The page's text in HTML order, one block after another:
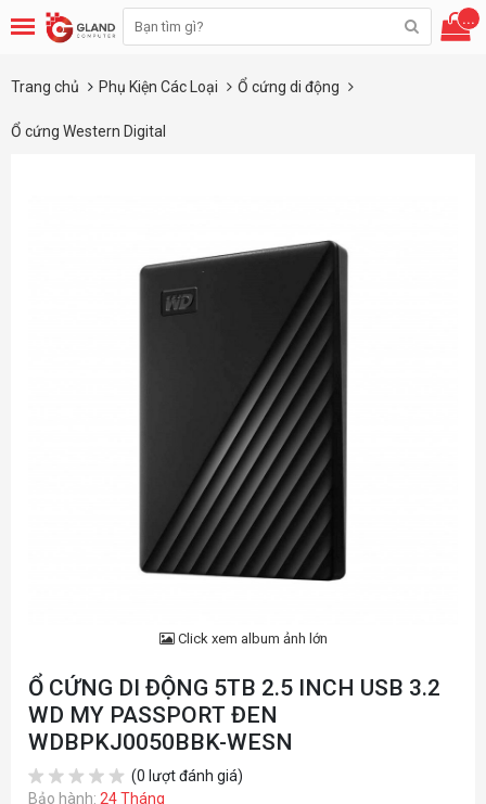
...
Trang chủ Phụ Kiện Các Loại Ổ cứng di động
Ổ cứng Western Digital
Click xem album ảnh lớn
Ổ CỨNG DI ĐỘNG 5TB 2.5 INCH USB 3.2
WD MY PASSPORT ĐEN
WDBPKJ0050BBK-WESN
(0 lượt đánh giá)
Bảo hành: 24 Tháng